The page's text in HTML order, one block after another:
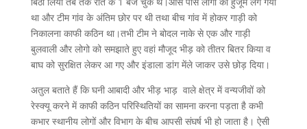
था और टीम गांव के अंतिम छोर पर थी तथा बीच गांव में होकर गाड़ी को
निकालना काफी कठिन था।तभी टीम ने बोदल नाके से एक और गाड़ी
बुलवाली और लोगो को समझाते हुए वहां मौजूद भीड़ को तीतर बितर किया व
बाघ को सुरक्षित लेकर आ गए और इंडाला डांग मेंले जाकर उसे छोड़ दिया।
अतुल बताते हैं कि घनी आबादी और भीड़ भाड़ वाले क्षेत्र में वन्यजीवों को
रेस्क्यू करने में काफी कठिन परिस्थितियों का सामना करना पड़ता है कभी
कभार स्थानीय लोगों और विभाग के बीच आपसी संघर्ष भी हो जाता है। ऐसी